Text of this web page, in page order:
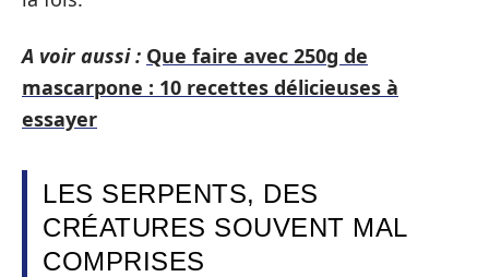
A voir aussi : Que faire avec 250g de
mascarpone : 10 recettes délicieuses à
essayer
LES SERPENTS, DES
CRÉATURES SOUVENT MAL
COMPRISES